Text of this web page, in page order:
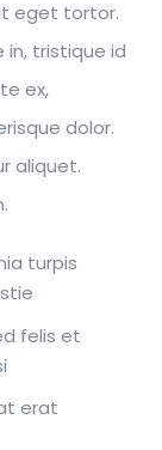
eget tortor.
in, tristique id
ex,
dolor.
aliquet.
turpis
felis et
erat